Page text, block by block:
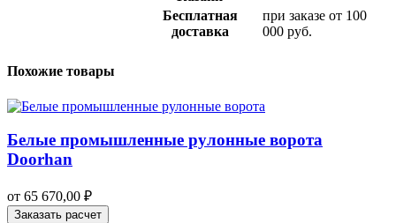
Бесплатная
доставка
при заказе от 100
000 руб.
Похожие товары
Белые промышленные рулонные ворота
Doorhan
от 65 670,00 ₽
Заказать расчет